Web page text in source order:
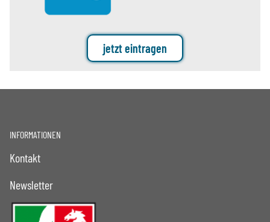
jetzt eintragen
INFORMATIONEN
Kontakt
Newsletter